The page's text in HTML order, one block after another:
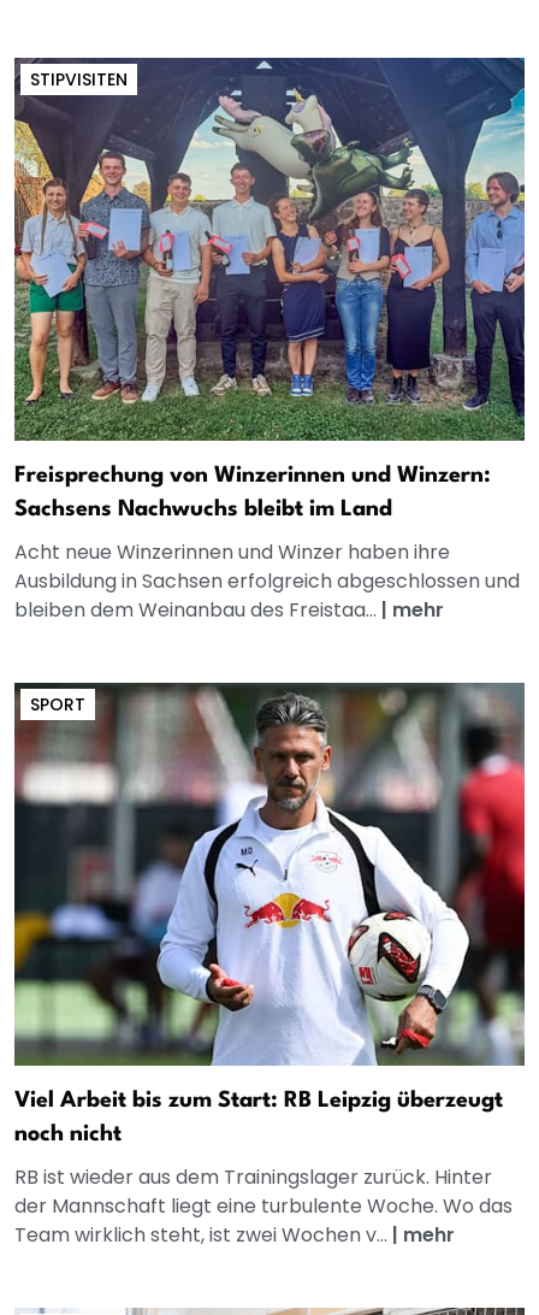
STIPVISITEN
Freisprechung von Winzerinnen und Winzern:
Sachsens Nachwuchs bleibt im Land
Acht neue Winzerinnen und Winzer haben ihre
Ausbildung in Sachsen erfolgreich abgeschlossen und
bleiben dem Weinanbau des Freistaa... | mehr
SPORT
Viel Arbeit bis zum Start: RB Leipzig überzeugt
noch nicht
RB ist wieder aus dem Trainingslager zurück. Hinter
der Mannschaft liegt eine turbulente Woche. Wo das
Team wirklich steht, ist zwei Wochen v... | mehr